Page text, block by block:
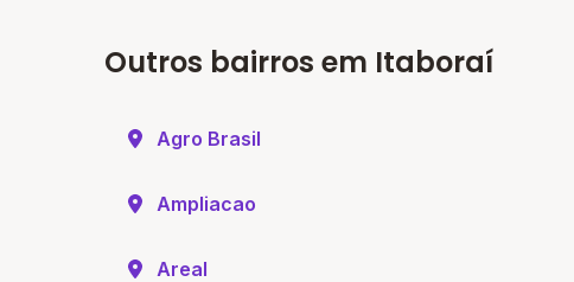
Outros bairros em Itaboraí
Agro Brasil
Ampliacao
Areal